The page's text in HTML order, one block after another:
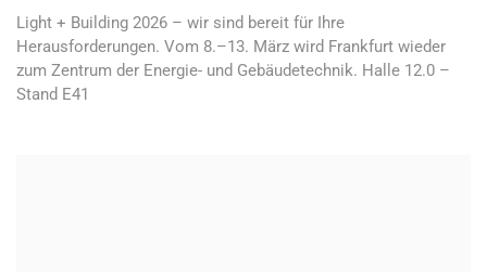
Light + Building 2026 – wir sind bereit für Ihre
Herausforderungen. Vom 8.–13. März wird Frankfurt wieder
zum Zentrum der Energie- und Gebäudetechnik. Halle 12.0 –
Stand E41